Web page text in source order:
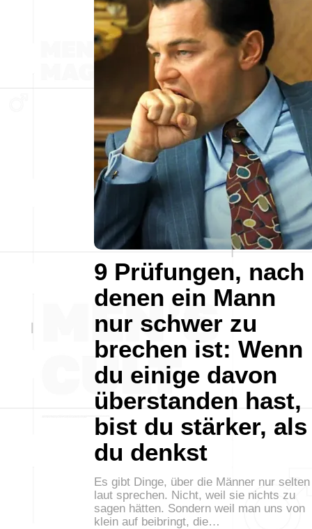
9 Prüfungen, nach
denen ein Mann
nur schwer zu
brechen ist: Wenn
du einige davon
überstanden hast,
bist du stärker, als
du denkst
Es gibt Dinge, über die Männer nur selten
laut sprechen. Nicht, weil sie nichts zu
sagen hätten. Sondern weil man uns von
klein auf beibringt, die…